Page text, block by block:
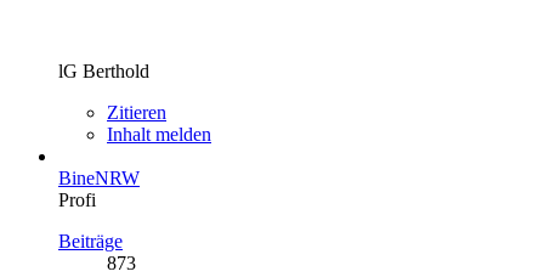
lG Berthold
Zitieren
Inhalt melden
BineNRW
Profi
Beiträge
873